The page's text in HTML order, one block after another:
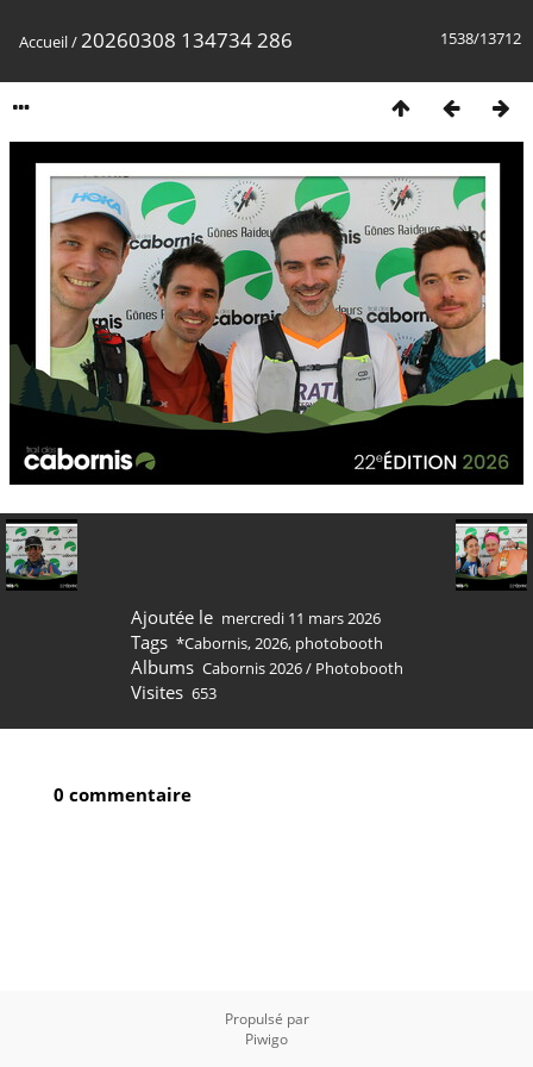
1538/13712
Accueil/20260308 134734 286
Ajoutée le mercredi 11 mars 2026
Tags *Cabornis,2026, photobooth
Albums Cabornis 2026/ Photobooth
Visites 653
0 commentaire
Propulsé par
Piwigo